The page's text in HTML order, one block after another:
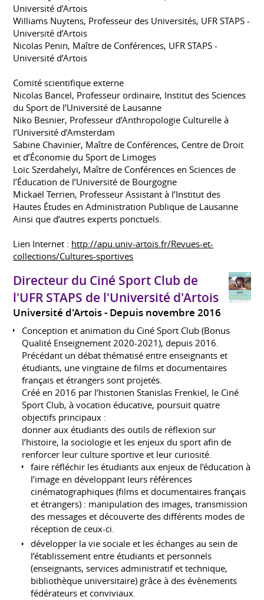
Université d’Artois
Williams Nuytens, Professeur des Universités, UFR STAPS -
Université d’Artois
Nicolas Penin, Maître de Conférences, UFR STAPS -
Université d’Artois
Comité scientifique externe
Nicolas Bancel, Professeur ordinaire, Institut des Sciences
du Sport de l’Université de Lausanne
Niko Besnier, Professeur d’Anthropologie Culturelle à
l’Université d’Amsterdam
Sabine Chavinier, Maître de Conférences, Centre de Droit
et d’Économie du Sport de Limoges
Loïc Szerdahelyi, Maître de Conférences en Sciences de
l’Éducation de l’Université de Bourgogne
Mickaël Terrien, Professeur Assistant à l’Institut des
Hautes Études en Administration Publique de Lausanne
Ainsi que d’autres experts ponctuels.
Lien Internet : http://apu.univ-artois.fr/Revues-et-
collections/Cultures-sportives
Directeur du Ciné Sport Club de
l'UFR STAPS de l'Université d'Artois
Université d'Artois Depuis novembre 2016
Conception et animation du Ciné Sport Club (Bonus
Qualité Enseignement 2020-2021), depuis 2016.
Précédant un débat thématisé entre enseignants et
étudiants, une vingtaine de films et documentaires
français et étrangers sont projetés.
Créé en 2016 par l’historien Stanislas Frenkiel, le Ciné
Sport Club, à vocation éducative, poursuit quatre
objectifs principaux :
donner aux étudiants des outils de réflexion sur
l’histoire, la sociologie et les enjeux du sport afin de
renforcer leur culture sportive et leur curiosité.
faire réfléchir les étudiants aux enjeux de l’éducation à
l’image en développant leurs références
cinématographiques (films et documentaires français
et étrangers) : manipulation des images, transmission
des messages et découverte des différents modes de
réception de ceux-ci.
développer la vie sociale et les échanges au sein de
l’établissement entre étudiants et personnels
(enseignants, services administratif et technique,
bibliothèque universitaire) grâce à des évènements
fédérateurs et conviviaux.